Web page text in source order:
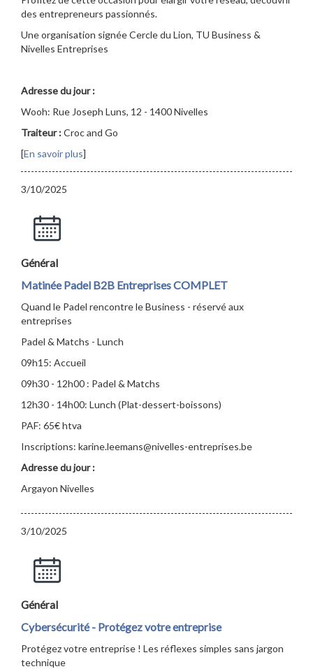
des entrepreneurs passionnés.
Une organisation signée Cercle du Lion, TU Business &
Nivelles Entreprises
Adresse du jour :
Wooh: Rue Joseph Luns, 12 - 1400 Nivelles
Traiteur :Croc and Go
[En savoir plus]
3/10/2025
Général
Matinée Padel B2B Entreprises COMPLET
Quand le Padel rencontre le Business - réservé aux
entreprises
Padel & Matchs - Lunch
09h15: Accueil
09h30 - 12h00 : Padel & Matchs
12h30 - 14h00: Lunch (Plat-dessert-boissons)
PAF: 65€ htva
Inscriptions: karine.leemans@nivelles-entreprises.be
Adresse du jour :
Argayon Nivelles
3/10/2025
Général
Cybersécurité - Protégez votre entreprise
Protégez votre entreprise ! Les réflexes simples sans jargon
technique